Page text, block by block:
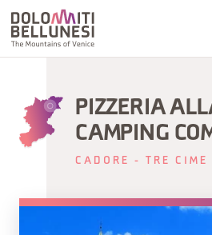
PIZZERIA
CAMPING
CADORE - TRE CIME